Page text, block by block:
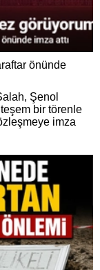
önünde
Şenol
bir törenle
imza